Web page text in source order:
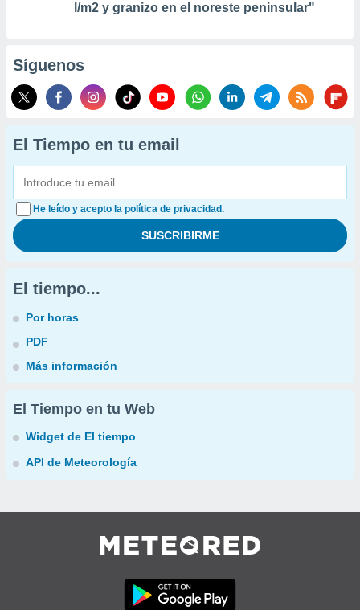
l/m2 y granizo en el noreste peninsular"
Síguenos
El Tiempo en tu email
He leído y acepto la política de privacidad.
El tiempo...
Por horas
PDF
Más información
El Tiempo en tu Web
Widget de El tiempo
API de Meteorología